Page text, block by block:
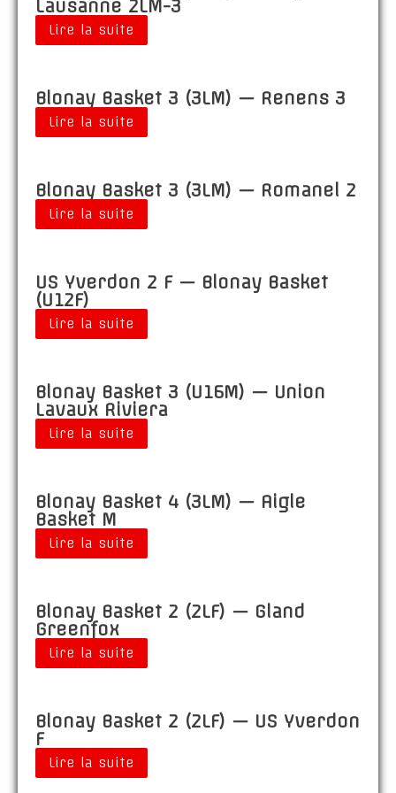
Lausanne 2LM-3
Lire la suite
Blonay Basket 3 (3LM) — Renens 3
Lire la suite
Blonay Basket 3 (3LM) — Romanel 2
Lire la suite
US Yverdon 2 F — Blonay Basket
(U12F)
Lire la suite
Blonay Basket 3 (U16M) — Union
Lavaux Riviera
Lire la suite
Blonay Basket 4 (3LM) — Aigle
Basket M
Lire la suite
Blonay Basket 2 (2LF) — Gland
Greenfox
Lire la suite
Blonay Basket 2 (2LF) — US Yverdon
F
Lire la suite